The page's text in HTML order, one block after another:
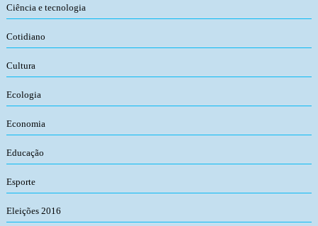
Ciência e tecnologia
Cotidiano
Cultura
Ecologia
Economia
Educação
Esporte
Eleições 2016